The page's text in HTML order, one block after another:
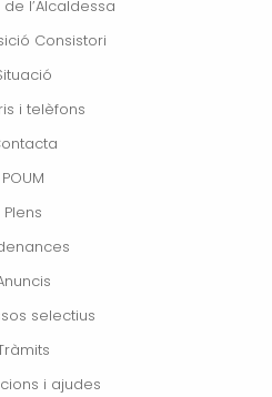
l’Alcaldessa
Consistori
i telèfons
POUM
Plens
selectius
i ajudes